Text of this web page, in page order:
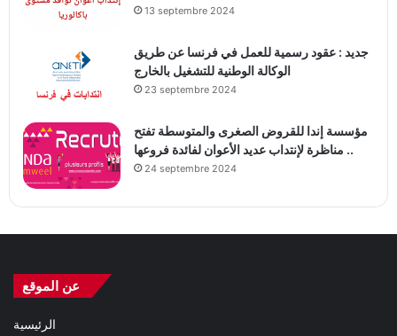
13 septembre 2024
جديد : عقود رسمية للعمل في فرنسا عن طريق
الوكالة الوطنية للتشغيل بالخارج
23 septembre 2024
مؤسسة إندا للقروض الصغرى والمتوسطة تفتح
مناظرة لإنتداب عديد الأعوان لفائدة فروعها ..
24 septembre 2024
عن الموقع
الرئيسية